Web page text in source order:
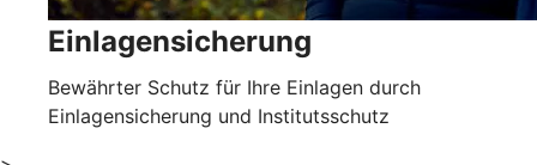
Einlagensicherung
Bewährter Schutz für Ihre Einlagen durch
Einlagensicherung und Institutsschutz